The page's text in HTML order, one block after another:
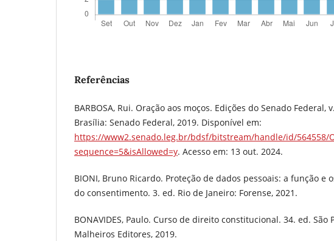
Referências
BARBOSA, Rui. Oração aos moços. Edições do Senado Federal,
Brasília: Senado Federal, 2019. Disponível em:
https://www2.senado.leg.br/bdsf/bitstream/handle/id/564558/
sequence=5&isAllowed=y. Acesso em: 13 out. 2024.
BIONI, Bruno Ricardo. Proteção de dados pessoais: a função e
do consentimento. 3. ed. Rio de Janeiro: Forense, 2021.
BONAVIDES, Paulo. Curso de direito constitucional. 34. ed. São
Malheiros Editores, 2019.